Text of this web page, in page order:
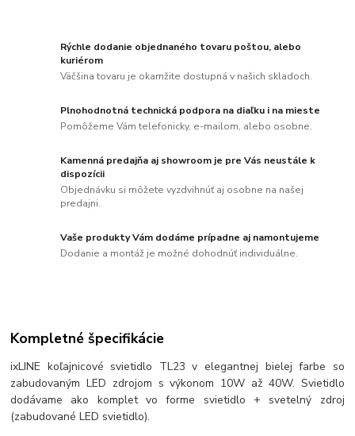
Rýchle dodanie objednaného tovaru poštou, alebo
kuriérom
Väčšina tovaru je okamžite dostupná v našich skladoch.
Plnohodnotná technická podpora na diaľku i na mieste
Pomôžeme Vám telefonicky, e-mailom, alebo osobne.
Kamenná predajňa aj showroom je pre Vás neustále k
dispozícii
Objednávku si môžete vyzdvihnúť aj osobne na našej
predajni.
Vaše produkty Vám dodáme prípadne aj namontujeme
Dodanie a montáž je možné dohodnúť individuálne.
Kompletné špecifikácie
ixLINE koľajnicové svietidlo TL23 v elegantnej bielej farbe so
zabudovaným LED zdrojom s výkonom 10W až 40W. Svietidlo
dodávame ako komplet vo forme svietidlo + svetelný zdroj
(zabudované LED svietidlo).